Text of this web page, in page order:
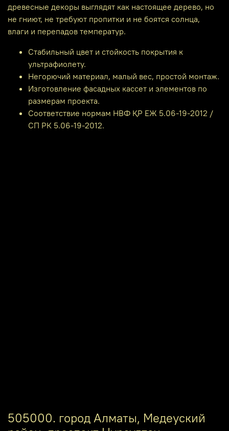
древесные декоры выглядят как настоящее дерево, но
не гниют, не требуют пропитки и не боятся солнца,
влаги и перепадов температур.
Стабильный цвет и стойкость покрытия к
ультрафиолету.
Негорючий материал, малый вес, простой монтаж.
Изготовление фасадных кассет и элементов по
размерам проекта.
Соответствие нормам НВФ ҚР ЕЖ 5.06-19-2012 /
СП РК 5.06-19-2012.
505000. город Алматы, Медеуский